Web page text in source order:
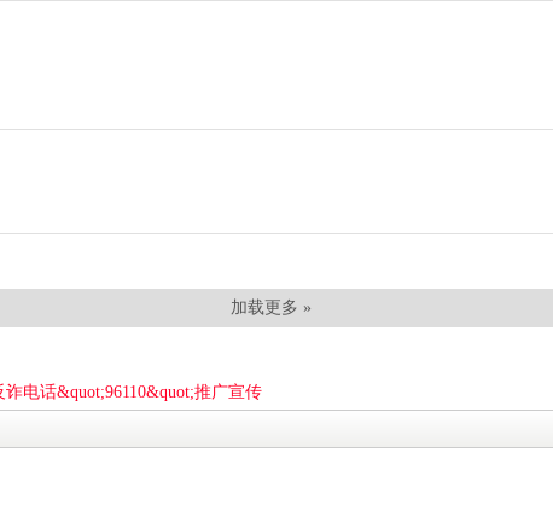
加载更多 »
电话&quot;96110&quot;推广宣传